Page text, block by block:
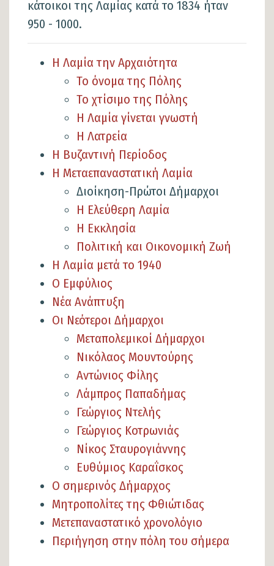
κάτοικοι της Λαμίας κατά το 1834 ήταν
950 - 1000.
Η Λαμία την Αρχαιότητα
Το όνομα της Πόλης
Το χτίσιμο της Πόλης
Η Λαμία γίνεται γνωστή
Η Λατρεία
Η Βυζαντινή Περίοδος
Η Μεταεπαναστατική Λαμία
Διοίκηση-Πρώτοι Δήμαρχοι
Η Ελεύθερη Λαμία
Η Εκκλησία
Πολιτική και Οικονομική Ζωή
Η Λαμία μετά το 1940
Ο Εμφύλιος
Νέα Ανάπτυξη
Οι Νεότεροι Δήμαρχοι
Μεταπολεμικοί Δήμαρχοι
Νικόλαος Μουντούρης
Αντώνιος Φίλης
Λάμπρος Παπαδήμας
Γεώργιος Ντελής
Γεώργιος Κοτρωνιάς
Νίκος Σταυρογιάννης
Ευθύμιος Καραΐσκος
Ο σημερινός Δήμαρχος
Μητροπολίτες της Φθιώτιδας
Μετεπαναστατικό χρονολόγιο
Περιήγηση στην πόλη του σήμερα